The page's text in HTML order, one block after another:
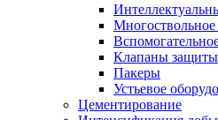
Многоствольное
Клапаны защиты
Пакеры
Устьевое
Цементирование